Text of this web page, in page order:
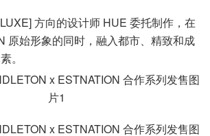
方向的设计师 HUE 委托制作，在
原始形象的同时，融入都市、精致和成
。